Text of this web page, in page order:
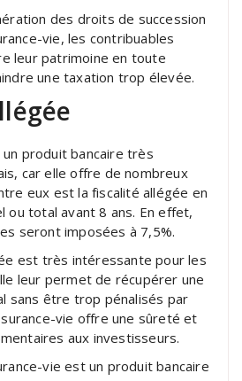
des droits de succession
vie, les contribuables
leur patrimoine en toute
une taxation trop élevée.
un produit bancaire très
car elle offre de nombreux
eux est la fiscalité allégée en
ou total avant 8 ans. En effet,
seront imposées à 7,5%.
est très intéressante pour les
leur permet de récupérer une
sans être trop pénalisés par
vie offre une sûreté et
aux investisseurs.
vie est un produit bancaire